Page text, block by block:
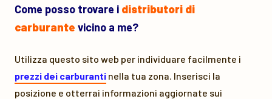
Come posso trovare i distributori di
carburante vicino a me?
Utilizza questo sito web per individuare facilmente i
prezzi dei carburanti nella tua zona. Inserisci la
posizione e otterrai informazioni aggiornate sui